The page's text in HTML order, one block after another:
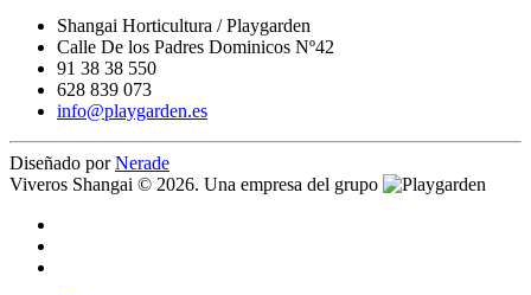
Shangai Horticultura / Playgarden
Calle De los Padres Dominicos Nº42
91 38 38 550
628 839 073
info@playgarden.es
Diseñado porNerade
Viveros Shangai © 2026. Una empresa del grupo